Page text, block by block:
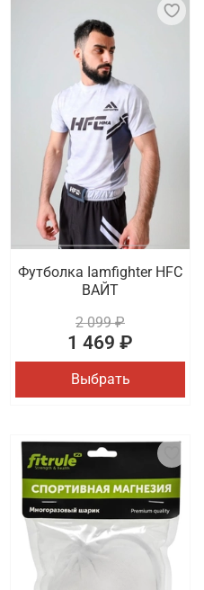
Футболка Iamfighter HFC
ВАЙТ
2 099 ₽
1 469 ₽
Выбрать